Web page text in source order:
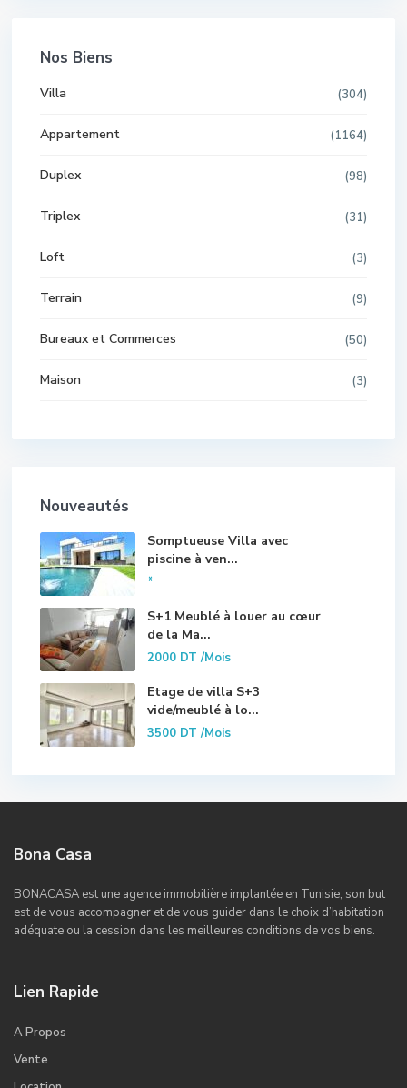
Nos Biens
Villa (304)
Appartement (1164)
Duplex (98)
Triplex (31)
Loft (3)
Terrain (9)
Bureaux et Commerces (50)
Maison (3)
Nouveautés
Somptueuse Villa avec
piscine à ven...
*
S+1 Meublé à louer au cœur
de la Ma...
2000 DT/Mois
Etage de villa S+3
vide/meublé à lo...
3500 DT/Mois
Bona Casa
BONACASA est une agence immobilière implantée en Tunisie, son but
est de vous accompagner et de vous guider dans le choix d’habitation
adéquate ou la cession dans les meilleures conditions de vos biens.
Lien Rapide
A Propos
Vente